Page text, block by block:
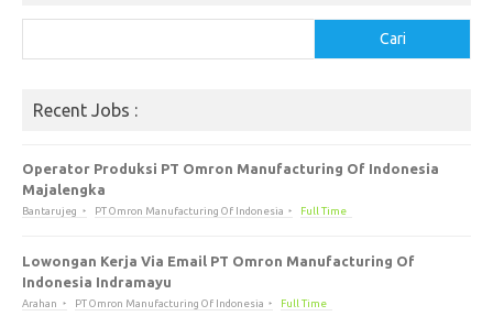
Cari
Recent Jobs :
Operator Produksi PT Omron Manufacturing Of Indonesia
Majalengka
Bantarujeg PT Omron Manufacturing Of Indonesia Full Time
Lowongan Kerja Via Email PT Omron Manufacturing Of
Indonesia Indramayu
Arahan PT Omron Manufacturing Of Indonesia Full Time